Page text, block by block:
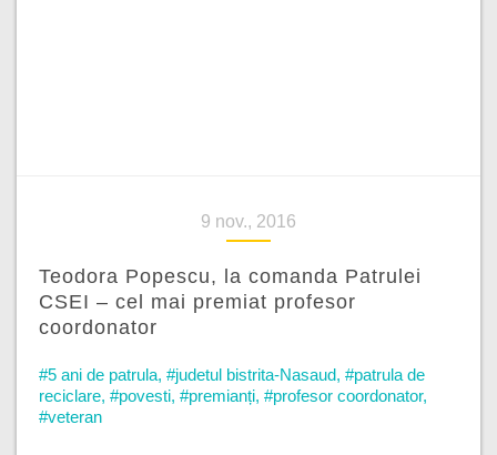
9 nov., 2016
Teodora Popescu, la comanda Patrulei
CSEI – cel mai premiat profesor
coordonator
#5 ani de patrula, #judetul bistrita-Nasaud, #patrula de
reciclare, #povesti, #premianți, #profesor coordonator,
#veteran